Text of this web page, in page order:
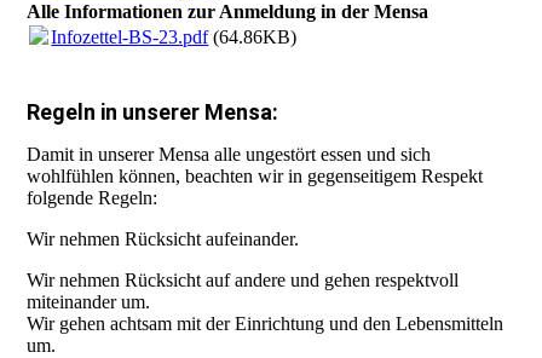
Alle Informationen zur Anmeldung in der Mensa
Infozettel-BS-23.pdf(64.86KB)
Regeln in unserer Mensa:
Damit in unserer Mensa alle ungestört essen und sich
wohlfühlen können, beachten wir in gegenseitigem Respekt
folgende Regeln:
Wir nehmen Rücksicht aufeinander.
Wir nehmen Rücksicht auf andere und gehen respektvoll
miteinander um.
Wir gehen achtsam mit der Einrichtung und den Lebensmitteln
um.